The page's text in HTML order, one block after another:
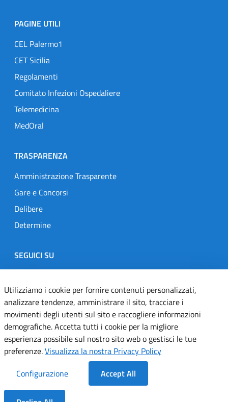
PAGINE UTILI
CEL Palermo1
CET Sicilia
Regolamenti
Comitato Infezioni Ospedaliere
Telemedicina
MedOral
TRASPARENZA
Amministrazione Trasparente
Gare e Concorsi
Delibere
Determine
SEGUICI SU
Designers Italia
TwitterInstagramYoutubeLinkedin
Dichiarazione di accessibilità
Informativa cookie
Note legali
Utilizziamo i cookie per fornire contenuti personalizzati,
analizzare tendenze, amministrare il sito, tracciare i
movimenti degli utenti sul sito e raccogliere informazioni
demografiche. Accetta tutti i cookie per la migliore
esperienza possibile sul nostro sito web o gestisci le tue
preferenze.Visualizza la nostra Privacy Policy
Configurazione
Accept All